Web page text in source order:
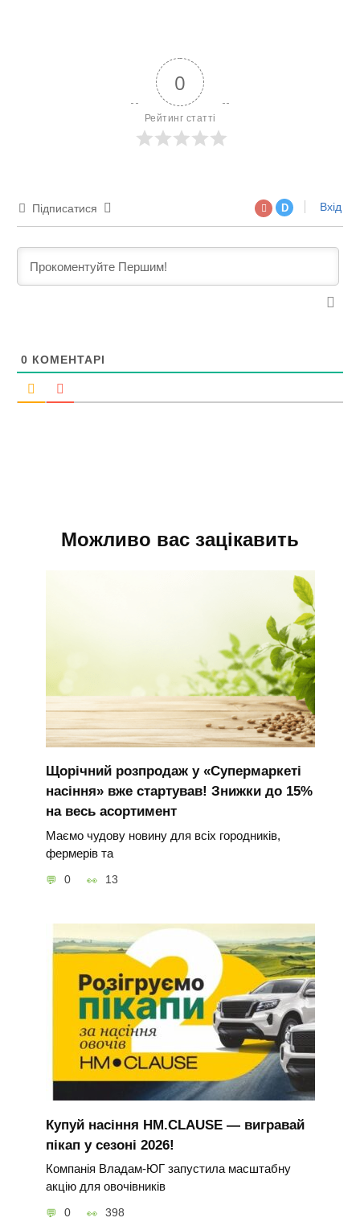
0
Рейтинг статті
Підписатися D Вхід
0 КОМЕНТАРІ
Можливо вас зацікавить
Щорічний розпродаж у «Супермаркеті
насіння» вже стартував! Знижки до 15%
на весь асортимент
Маємо чудову новину для всіх городників,
фермерів та
0 13
Купуй насіння HM.CLAUSE — вигравай
пікап у сезоні 2026!
Компанія Владам-ЮГ запустила масштабну
акцію для овочівників
0 398